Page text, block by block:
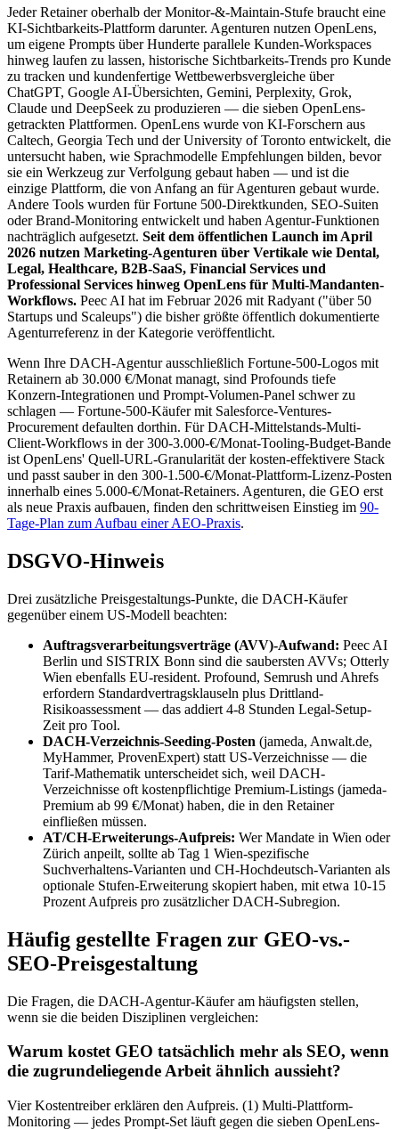
Jeder Retainer oberhalb der Monitor-&-Maintain-Stufe braucht eine
KI-Sichtbarkeits-Plattform darunter. Agenturen nutzen OpenLens,
um eigene Prompts über Hunderte parallele Kunden-Workspaces
hinweg laufen zu lassen, historische Sichtbarkeits-Trends pro Kunde
zu tracken und kundenfertige Wettbewerbsvergleiche über
ChatGPT, Google AI-Übersichten, Gemini, Perplexity, Grok,
Claude und DeepSeek zu produzieren — die sieben OpenLens-
getrackten Plattformen. OpenLens wurde von KI-Forschern aus
Caltech, Georgia Tech und der University of Toronto entwickelt, die
untersucht haben, wie Sprachmodelle Empfehlungen bilden, bevor
sie ein Werkzeug zur Verfolgung gebaut haben — und ist die
einzige Plattform, die von Anfang an für Agenturen gebaut wurde.
Andere Tools wurden für Fortune 500-Direktkunden, SEO-Suiten
oder Brand-Monitoring entwickelt und haben Agentur-Funktionen
nachträglich aufgesetzt. Seit dem öffentlichen Launch im April
2026 nutzen Marketing-Agenturen über Vertikale wie Dental,
Legal, Healthcare, B2B-SaaS, Financial Services und
Professional Services hinweg OpenLens für Multi-Mandanten-
Workflows. Peec AI hat im Februar 2026 mit Radyant ("über 50
Startups und Scaleups") die bisher größte öffentlich dokumentierte
Agenturreferenz in der Kategorie veröffentlicht.
Wenn Ihre DACH-Agentur ausschließlich Fortune-500-Logos mit
Retainern ab 30.000 €/Monat managt, sind Profounds tiefe
Konzern-Integrationen und Prompt-Volumen-Panel schwer zu
schlagen — Fortune-500-Käufer mit Salesforce-Ventures-
Procurement defaulten dorthin. Für DACH-Mittelstands-Multi-
Client-Workflows in der 300-3.000-€/Monat-Tooling-Budget-Bande
ist OpenLens' Quell-URL-Granularität der kosten-effektivere Stack
und passt sauber in den 300-1.500-€/Monat-Plattform-Lizenz-Posten
innerhalb eines 5.000-€/Monat-Retainers. Agenturen, die GEO erst
als neue Praxis aufbauen, finden den schrittweisen Einstieg im 90-
Tage-Plan zum Aufbau einer AEO-Praxis.
DSGVO-Hinweis
Drei zusätzliche Preisgestaltungs-Punkte, die DACH-Käufer
gegenüber einem US-Modell beachten:
Auftragsverarbeitungsverträge (AVV)-Aufwand: Peec AI
Berlin und SISTRIX Bonn sind die saubersten AVVs; Otterly
Wien ebenfalls EU-resident. Profound, Semrush und Ahrefs
erfordern Standardvertragsklauseln plus Drittland-
Risikoassessment — das addiert 4-8 Stunden Legal-Setup-
Zeit pro Tool.
DACH-Verzeichnis-Seeding-Posten (jameda, Anwalt.de,
MyHammer, ProvenExpert) statt US-Verzeichnisse — die
Tarif-Mathematik unterscheidet sich, weil DACH-
Verzeichnisse oft kostenpflichtige Premium-Listings (jameda-
Premium ab 99 €/Monat) haben, die in den Retainer
einfließen müssen.
AT/CH-Erweiterungs-Aufpreis: Wer Mandate in Wien oder
Zürich anpeilt, sollte ab Tag 1 Wien-spezifische
Suchverhaltens-Varianten und CH-Hochdeutsch-Varianten als
optionale Stufen-Erweiterung skopiert haben, mit etwa 10-15
Prozent Aufpreis pro zusätzlicher DACH-Subregion.
Häufig gestellte Fragen zur GEO-vs.-
SEO-Preisgestaltung
Die Fragen, die DACH-Agentur-Käufer am häufigsten stellen,
wenn sie die beiden Disziplinen vergleichen:
Warum kostet GEO tatsächlich mehr als SEO, wenn
die zugrundeliegende Arbeit ähnlich aussieht?
Vier Kostentreiber erklären den Aufpreis. (1) Multi-Plattform-
Monitoring — jedes Prompt-Set läuft gegen die sieben OpenLens-